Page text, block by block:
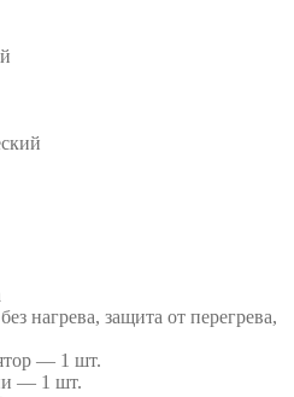
нагрева, защита от перегрева,
— 1 шт.
— 1 шт.